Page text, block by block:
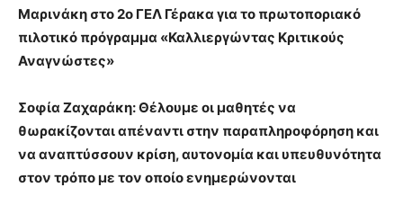
Μαρινάκη στο 2ο ΓΕΛ Γέρακα για το πρωτοποριακό
πιλοτικό πρόγραμμα «Καλλιεργώντας Κριτικούς
Αναγνώστες»
Σοφία Ζαχαράκη: Θέλουμε οι μαθητές να
θωρακίζονται απέναντι στην παραπληροφόρηση και
να αναπτύσσουν κρίση, αυτονομία και υπευθυνότητα
στον τρόπο με τον οποίο ενημερώνονται